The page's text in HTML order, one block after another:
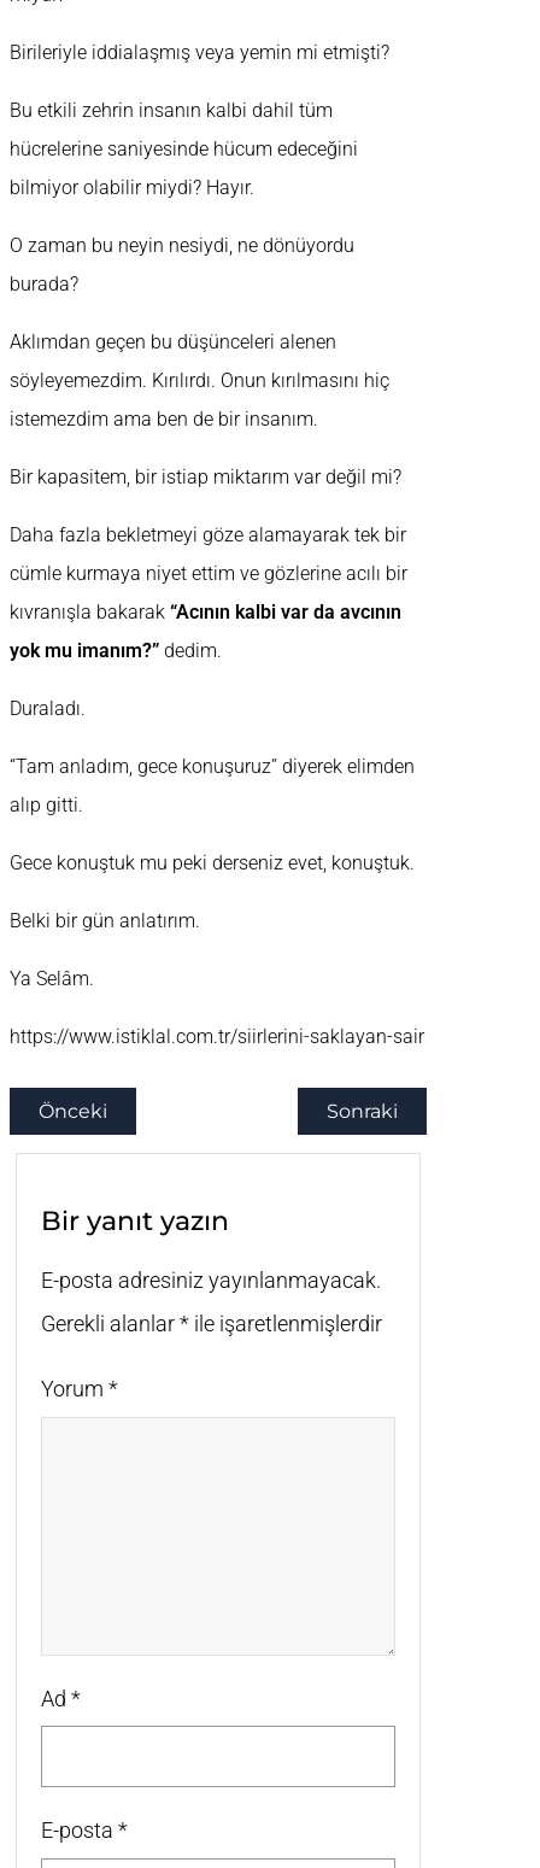
Birileriyle iddialaşmış veya yemin mi etmişti?
Bu etkili zehrin insanın kalbi dahil tüm
hücrelerine saniyesinde hücum edeceğini
bilmiyor olabilir miydi? Hayır.
O zaman bu neyin nesiydi, ne dönüyordu
burada?
Aklımdan geçen bu düşünceleri alenen
söyleyemezdim. Kırılırdı. Onun kırılmasını hiç
istemezdim ama ben de bir insanım.
Bir kapasitem, bir istiap miktarım var değil mi?
Daha fazla bekletmeyi göze alamayarak tek bir
cümle kurmaya niyet ettim ve gözlerine acılı bir
kıvranışla bakarak “Acının kalbi var da avcının
yok mu imanım?” dedim.
Duraladı.
“Tam anladım, gece konuşuruz” diyerek elimden
alıp gitti.
Gece konuştuk mu peki derseniz evet, konuştuk.
Belki bir gün anlatırım.
Ya Selâm.
https://www.istiklal.com.tr/siirlerini-saklayan-sair
Önceki Sonraki
Bir yanıt yazın
E-posta adresiniz yayınlanmayacak.
Gerekli alanlar* ile işaretlenmişlerdir
Yorum *
Ad *
E-posta *